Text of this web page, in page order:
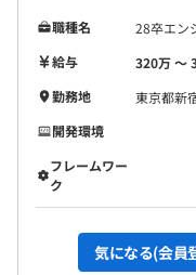
職種名
28卒エン
給与
320万 〜
勤務地
東京都新
開発環境
フレームワー
ク
気になる(会員